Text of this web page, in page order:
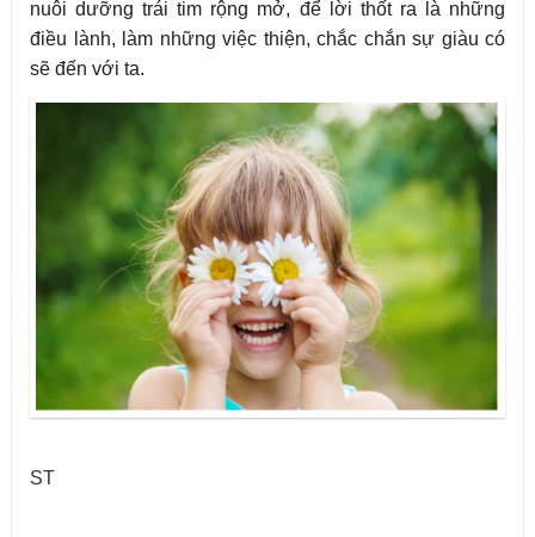
nuôi dưỡng trái tim rộng mở, để lời thốt ra là những
điều lành, làm những việc thiện, chắc chắn sự giàu có
sẽ đến với ta.
ST